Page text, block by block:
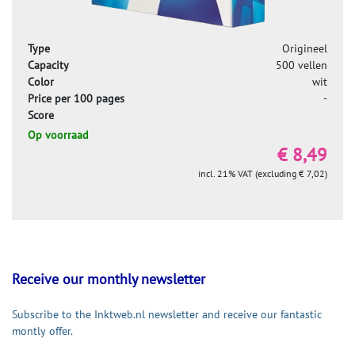
Type
Origineel
Capacity
500 vellen
Color
wit
Price per 100 pages
-
Score
Op voorraad
€ 8,49
incl. 21% VAT (excluding € 7,02)
Receive our monthly newsletter
Subscribe to the Inktweb.nl newsletter and receive our fantastic
montly offer.